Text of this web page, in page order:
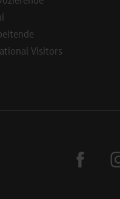
Visitors
facebook